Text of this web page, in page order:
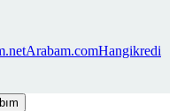
Arabam.comHangikredi